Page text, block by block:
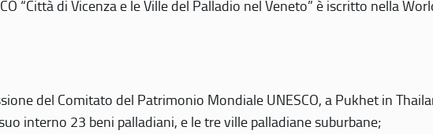
“Città di Vicenza e le Ville del Palladio nel Veneto” è iscritto nella
del Comitato del Patrimonio Mondiale UNESCO, a Pukhet in
interno 23 beni palladiani, e le tre ville palladiane suburbane;